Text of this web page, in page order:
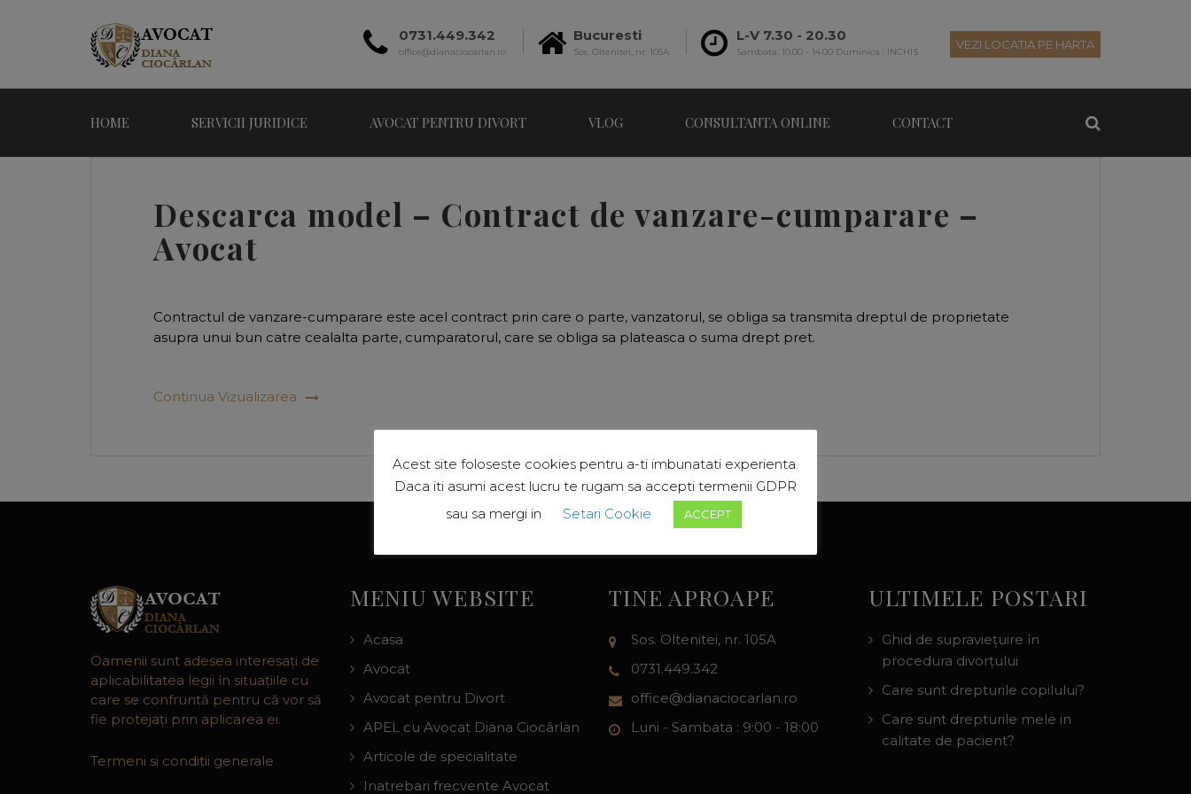
0731.449.342
office@dianaciocarlan.ro
Bucuresti
Sos. Oltenitei, nr. 105A
L-V 7.30 - 20.30
Sambata: 10.00 - 14.00 Duminica : INCHIS VEZI LOCATIA PE HARTA
HOME SERVICII JURIDICE AVOCAT PENTRU DIVORT VLOG CONSULTANTA ONLINE CONTACT
Descarca model – Contract de vanzare-cumparare –
Avocat
Contractul de vanzare-cumparare este acel contract prin care o parte, vanzatorul, se obliga sa transmita dreptul de proprietate
asupra unui bun catre cealalta parte, cumparatorul, care se obliga sa plateasca o suma drept pret.
Continua Vizualizarea
Oamenii sunt adesea interesaţi de
aplicabilitatea legii în situaţiile cu
care se confruntă pentru că vor să
fie protejaţi prin aplicarea ei.
Termeni si conditii generale
MENIU WEBSITE
Acasa
Avocat
Avocat pentru Divort
APEL cu Avocat Diana Ciocârlan
Articole de specialitate
Inatrebari frecvente Avocat
TINE APROAPE
Sos. Oltenitei, nr. 105A
0731.449.342
office@dianaciocarlan.ro
Luni - Sambata : 9:00 - 18:00
ULTIMELE POSTARI
Ghid de supraviețuire în
procedura divorțului
Care sunt drepturile copilului?
Care sunt drepturile mele in
calitate de pacient?
Acest site foloseste cookies pentru a-ti imbunatati experienta.
Daca iti asumi acest lucru te rugam sa accepti termenii GDPR
sau sa mergi in
Setari Cookie ACCEPT